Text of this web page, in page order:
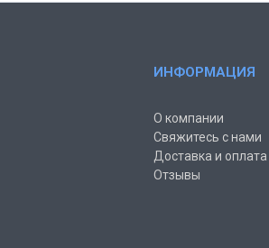
ИНФОРМАЦИЯ
О компании
Свяжитесь с нами
Доставка и оплата
Отзывы